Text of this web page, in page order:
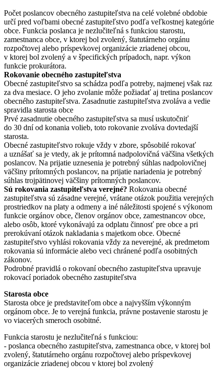
Počet poslancov obecného zastupiteľstva na celé volebné obdobie
určí pred voľbami obecné zastupiteľstvo podľa veľkostnej kategórie
obce. Funkcia poslanca je nezlučiteľná s funkciou starostu,
zamestnanca obce, v ktorej bol zvolený, štatutárneho orgánu
rozpočtovej alebo príspevkovej organizácie zriadenej obcou,
v ktorej bol zvolený a v špecifických prípadoch, napr. výkon
funkcie prokurátora.
Rokovanie obecného zastupiteľstva
Obecné zastupiteľstvo sa schádza podľa potreby, najmenej však raz
za dva mesiace. O jeho zvolanie môže požiadať aj tretina poslancov
obecného zastupiteľstva. Zasadnutie zastupiteľstva zvoláva a vedie
spravidla starosta obce
Prvé zasadnutie obecného zastupiteľstva sa musí uskutočniť
do 30 dní od konania volieb, toto rokovanie zvoláva dovtedajší
starosta.
Obecné zastupiteľstvo rokuje vždy v zbore, spôsobilé rokovať
a uznášať sa je vtedy, ak je prítomná nadpolovičná väčšina všetkých
poslancov. Na prijatie uznesenia je potrebný súhlas nadpolovičnej
väčšiny prítomných poslancov, na prijatie nariadenia je potrebný
súhlas trojpätinovej väčšiny prítomných poslancov.
Sú rokovania zastupiteľstva verejné? Rokovania obecné
zastupiteľstva sú zásadne verejné, vrátane otázok použitia verejných
prostriedkov na platy a odmeny a iné náležitosti spojené s výkonom
funkcie orgánov obce, členov orgánov obce, zamestnancov obce,
alebo osôb, ktoré vykonávajú za odplatu činnosť pre obce a pri
prerokúvaní otázok nakladania s majetkom obce. Obecné
zastupiteľstvo vyhlási rokovania vždy za neverejné, ak predmetom
rokovania sú informácie alebo veci chránené podľa osobitných
zákonov.
Podrobné pravidlá o rokovaní obecného zastupiteľstva upravuje
rokovací poriadok obecného zastupiteľstva
Starosta obce
Starosta obce je predstaviteľom obce a najvyšším výkonným
orgánom obce. Je to verejná funkcia, právne postavenie starostu je
vo viacerých smeroch osobitné.
Funkcia starostu je nezlučiteľná s funkciou:
- poslanca obecného zastupiteľstva, zamestnanca obce, v ktorej bol
zvolený, štatutárneho orgánu rozpočtovej alebo príspevkovej
organizácie zriadenej obcou v ktorej bol zvolený